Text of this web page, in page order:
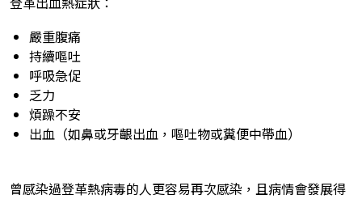
嚴重腹痛
持續嘔吐
呼吸急促
乏力
煩躁不安
出血（如鼻或牙齦出血，嘔吐物或糞便中帶血）
曾感染過登革熱病毒的人更容易再次感染，且病情會發展得